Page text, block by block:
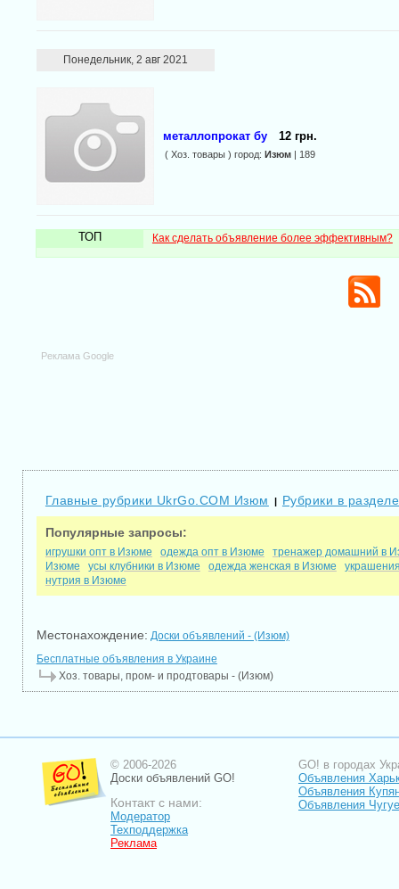
Понедельник, 2 авг 2021
металлопрокат бу 12 грн.
( Хоз. товары ) город: Изюм| 189
ТОП Как сделать объявление более эффективным?
Реклама Google
Главные рубрики UkrGo.COM Изюм | Рубрики в
Популярные запросы:
игрушки опт в Изюме одежда опт в Изюме
тренажер домашний в
Изюме
усы клубники в Изюме одежда женская в Изюме
нутрия в Изюме
Местонахождение: Доски объявлений - (Изюм)
Бесплатные объявления в Украине
Хоз. товары, пром- и продтовары - (Изюм)
© 2006-2026
Доски объявлений GO!
Контакт с нами:
Модератор
Техподдержка
Реклама
GO! в городах
Объявления
Объявления
Объявления